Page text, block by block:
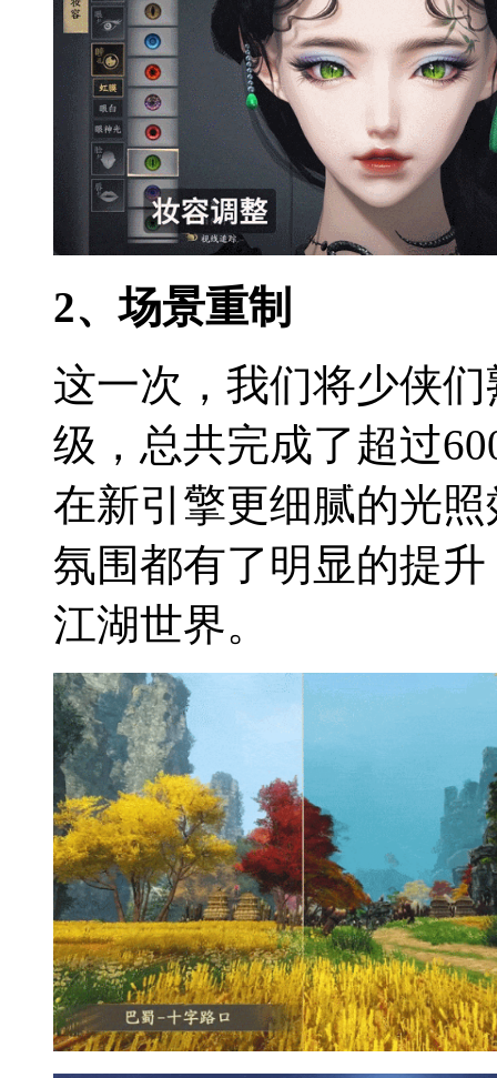
2、场景重制
这一次，我们将少侠
级，总共完成了超过
在新引擎更细腻的光
氛围都有了明显的提
江湖世界。